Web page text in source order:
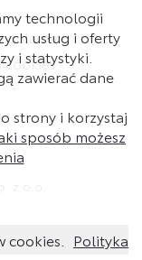
technologii
usług i oferty
i statystyki.
zawierać dane
strony i korzystaj
sposób możesz
Polityka